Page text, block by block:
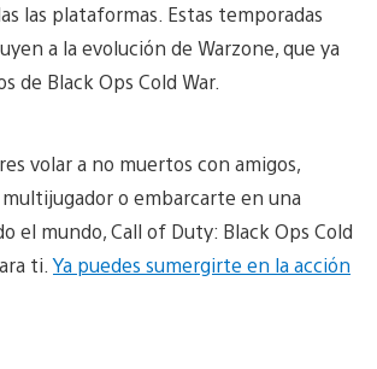
las plataformas. Estas temporadas
a la evolución de Warzone, que ya
de Black Ops Cold War.
volar a no muertos con amigos,
o embarcarte en una
el mundo, Call of Duty: Black Ops Cold
ti.Ya puedes sumergirte en la acción